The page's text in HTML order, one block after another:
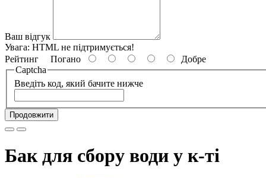
Ваш відгук
Увага: HTML не підтримується!
Рейтинг Погано
Добре
Captcha
Введіть код, який бачите нижче
Продовжити
Бак для сбору води у к-ті